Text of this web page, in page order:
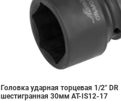
Головка ударная торцевая 1/2" DR
шестигранная 30мм AT-IS12-17